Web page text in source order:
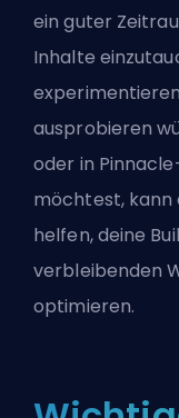
ein guter
Inhalte
ausprobieren
oder in
möchtest, kann
helfen, deine
verbleibenden
optimieren.